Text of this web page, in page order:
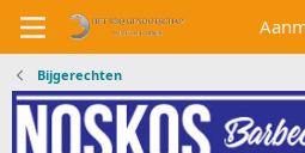
Bijgerechten